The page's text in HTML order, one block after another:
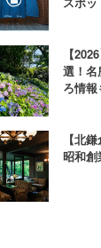
【
選！名
ろ情報
【北
昭和創